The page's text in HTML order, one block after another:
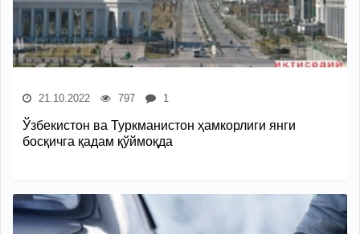
21.10.2022 797 1
Ўзбекистон ва Туркманистон ҳамкорлиги янги
босқичга қадам қўймоқда